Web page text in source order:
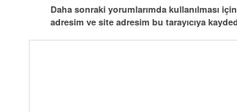
Daha sonraki yorumlarımda kullanılması
adresim ve site adresim bu tarayıcıya